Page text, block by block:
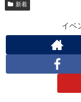
新着
イベ